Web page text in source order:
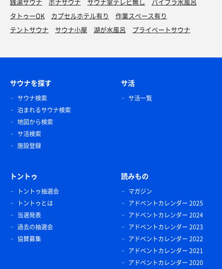
タトゥーOK
カプセルホテル有り
作業スペース有り
テントサウナ
サウナ小屋 湖が水風呂 プライベートサウナ
サウナを探す
サウナ検索
泊まれるサウナ検索
地図から検索
サ活検索
施設登録
サ活
サ活一覧
トントゥ
トントゥ抽選会
トントゥとは
当選発表
過去の抽選会
協賛募集
読みもの
マガジン
アドベントカレンダー 2025
アドベントカレンダー 2024
アドベントカレンダー 2023
アドベントカレンダー 2022
アドベントカレンダー 2021
アドベントカレンダー 2020